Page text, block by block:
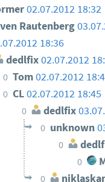
02.07.2012 18:32
Rautenberg
18:36
dedlfix02.07.2012
0 Tom02.07.2012
0 CL02.07.2012 18:45
0 dedlfix
0 unknown
0
0
0